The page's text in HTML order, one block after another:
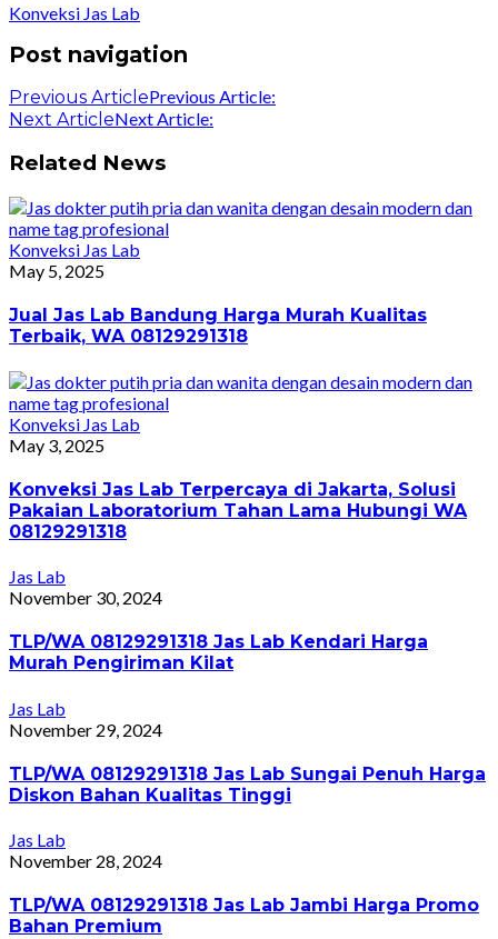
Konveksi Jas Lab
Post navigation
Previous ArticlePrevious Article:
Next ArticleNext Article:
Related News
Konveksi Jas Lab
May 5, 2025
Jual Jas Lab Bandung Harga Murah Kualitas
Terbaik, WA 08129291318
Konveksi Jas Lab
May 3, 2025
Konveksi Jas Lab Terpercaya di Jakarta, Solusi
Pakaian Laboratorium Tahan Lama Hubungi WA
08129291318
Jas Lab
November 30, 2024
TLP/WA 08129291318 Jas Lab Kendari Harga
Murah Pengiriman Kilat
Jas Lab
November 29, 2024
TLP/WA 08129291318 Jas Lab Sungai Penuh Harga
Diskon Bahan Kualitas Tinggi
Jas Lab
November 28, 2024
TLP/WA 08129291318 Jas Lab Jambi Harga Promo
Bahan Premium